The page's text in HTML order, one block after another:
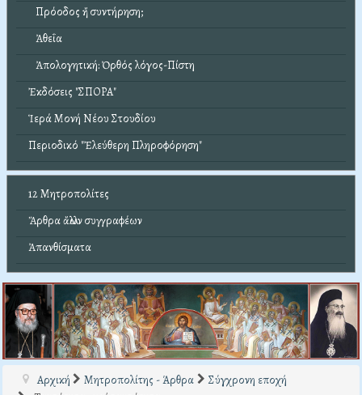
Πρόοδος ἤ συντήρηση;
Ἀθεΐα
Ἀπολογητική: Ὀρθός λόγος-Πίστη
Ἐκδόσεις "ΣΠΟΡΑ"
Ἱερά Μονή Νέου Στουδίου
Περιοδικό "Ἐλεύθερη Πληροφόρηση"
12 Μητροπολίτες
Ἄρθρα ἄλλων συγγραφέων
Ἀπανθίσματα
Αρχική Μητροπολίτης - Άρθρα
Σύγχρονη εποχή